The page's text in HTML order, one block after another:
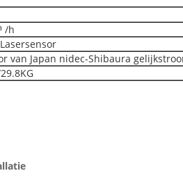
/h
van Japan nidec-Shibaura